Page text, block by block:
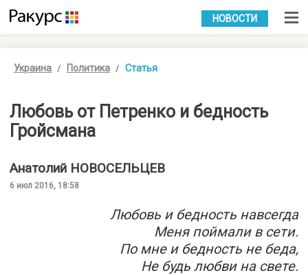
УКР РУС
НОВОСТИ
Украина Политика Статья
Любовь от Петренко и бедность
Гройсмана
Анатолий НОВОСЕЛЬЦЕВ
6 июл 2016, 18:58
Любовь и бедность навсегда
Меня поймали в сети.
По мне и бедность не беда,
Не будь любви на свете.